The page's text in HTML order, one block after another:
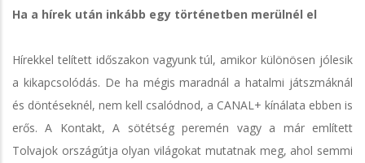
Ha a hírek után inkább egy történetben merülnél el
Hírekkel telített időszakon vagyunk túl, amikor különösen jólesik
a kikapcsolódás. De ha mégis maradnál a hatalmi játszmáknál
és döntéseknél, nem kell csalódnod, a CANAL+ kínálata ebben is
erős. A Kontakt, A sötétség peremén vagy a már említett
Tolvajok országútja olyan világokat mutatnak meg, ahol semmi